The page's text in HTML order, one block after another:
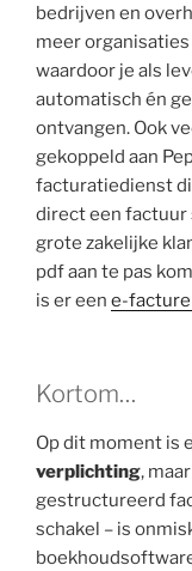
bedrijven en
meer
waardoor je als
automatisch én
ontvangen. Ook
gekoppeld aan
facturatiedienst
direct een factuur
grote zakelijke
pdf aan te pas
is er een e-
Kortom…
Op dit moment is
verplichting,
gestructureerd
schakel – is